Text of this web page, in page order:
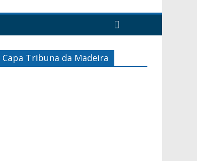
Capa Tribuna da Madeira